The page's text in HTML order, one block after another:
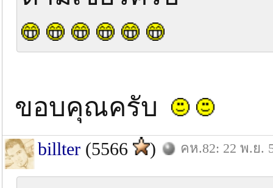
ขอบคุณครับ
billter (5566 ) คห.82: 22 พ.ย.